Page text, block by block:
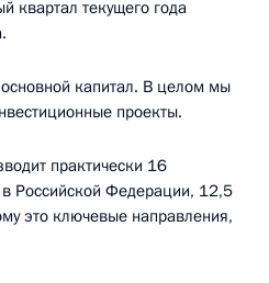
квартал текущего года
капитал. В целом мы
проекты.
практически 16
Российской Федерации, 12,5
это ключевые направления,